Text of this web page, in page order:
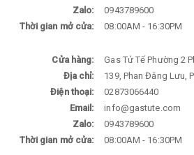
Zalo:
0943789600
Thời gian mở cửa:
08:00AM - 16:30PM
Cửa hàng:
Gas Tử Tế Phường 2
Địa chỉ:
139, Phan Đăng Lưu,
Điện thoại:
02873066440
Email:
info@gastute.com
Zalo:
0943789600
Thời gian mở cửa:
08:00AM - 16:30PM